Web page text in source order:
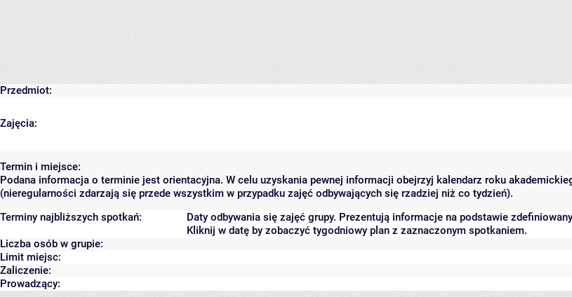
Przedmiot:
Zajęcia:
Termin i miejsce:
Podana informacja o terminie jest orientacyjna. W celu uzyskania pewnej informacji obejrzyj kalendarz roku
(nieregularności zdarzają się przede wszystkim w przypadku zajęć odbywających się rzadziej niż co tydzień).
Terminy najbliższych spotkań:
Daty odbywania się zajęć grupy. Prezentują informacje na podstawie
Kliknij w datę by zobaczyć tygodniowy plan z zaznaczonym spotkaniem.
Liczba osób w grupie:
Limit miejsc:
Zaliczenie:
Prowadzący: